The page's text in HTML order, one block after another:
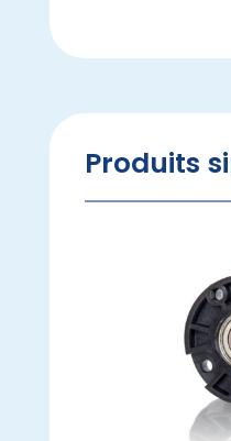
Produits